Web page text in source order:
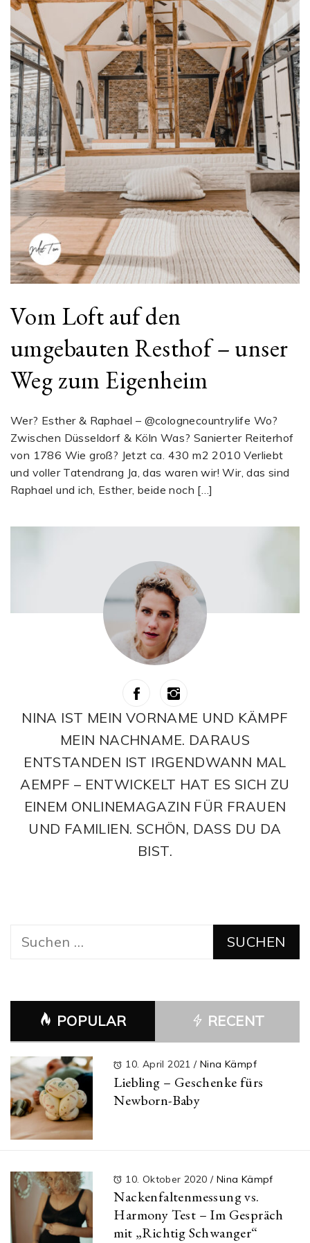
Vom Loft auf den
umgebauten Resthof – unser
Weg zum Eigenheim
Wer? Esther & Raphael – @colognecountrylife Wo?
Zwischen Düsseldorf & Köln Was? Sanierter Reiterhof
von 1786 Wie groß? Jetzt ca. 430 m2 2010 Verliebt
und voller Tatendrang Ja, das waren wir! Wir, das sind
Raphael und ich, Esther, beide noch […]
NINA IST MEIN VORNAME UND KÄMPF
MEIN NACHNAME. DARAUS
ENTSTANDEN IST IRGENDWANN MAL
AEMPF – ENTWICKELT HAT ES SICH ZU
EINEM ONLINEMAGAZIN FÜR FRAUEN
UND FAMILIEN. SCHÖN, DASS DU DA
BIST.
Suchen
POPULAR RECENT
10. April 2021/ Nina Kämpf
Liebling – Geschenke fürs
Newborn-Baby
10. Oktober 2020 / Nina Kämpf
Nackenfaltenmessung vs.
Harmony Test – Im Gespräch
mit „Richtig Schwanger“